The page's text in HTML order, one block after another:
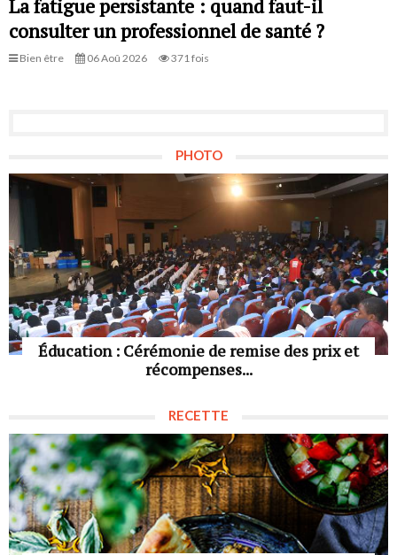
La fatigue persistante : quand faut-il
consulter un professionnel de santé ?
Bien être 06 Aoû 2026 371 fois
PHOTO
Éducation : Cérémonie de remise des prix et
récompenses...
RECETTE